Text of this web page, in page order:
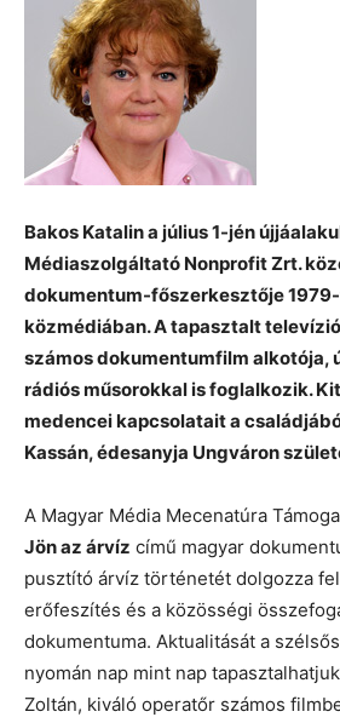
Bakos Katalin a július 1-jén
Médiaszolgáltató Nonprofit Zrt.
dokumentum-főszerkesztője
közmédiában. A tapasztalt
számos dokumentumfilm alkotója,
rádiós műsorokkal is foglalkozik.
medencei kapcsolatait a
Kassán, édesanyja Ungváron
A Magyar Média Mecenatúra
Jön az árvíz című magyar
pusztító árvíz történetét dolgozza
erőfeszítés és a közösségi
dokumentuma. Aktualitását a
nyomán nap mint nap
Zoltán, kiváló operatőr számos